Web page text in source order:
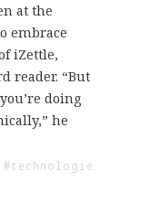
at the
embrace
iZettle,
reader. “But
doing
he
#technologie